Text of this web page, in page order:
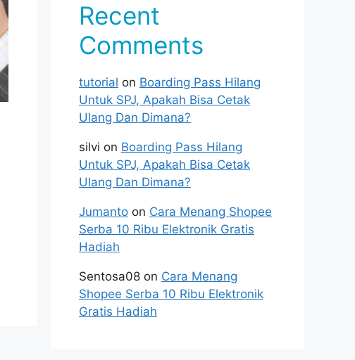
Recent
Comments
tutorial on Boarding Pass Hilang
Untuk SPJ, Apakah Bisa Cetak
Ulang Dan Dimana?
silvi on Boarding Pass Hilang
Untuk SPJ, Apakah Bisa Cetak
Ulang Dan Dimana?
Jumanto on Cara Menang Shopee
Serba 10 Ribu Elektronik Gratis
Hadiah
Sentosa08 on Cara Menang
Shopee Serba 10 Ribu Elektronik
Gratis Hadiah